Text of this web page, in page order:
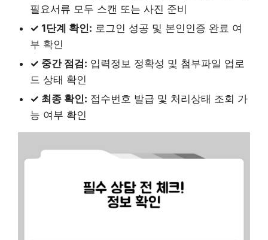
필요서류 모두 스캔 또는 사진 준비
✓ 1단계 확인: 로그인 성공 및 본인인증 완료 여
부 확인
✓ 중간 점검: 입력정보 정확성 및 첨부파일 업로
드 상태 확인
✓ 최종 확인: 접수번호 발급 및 처리상태 조회 가
능 여부 확인